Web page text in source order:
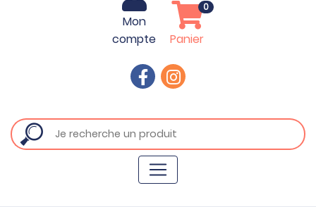
Mon
compte
Panier
0